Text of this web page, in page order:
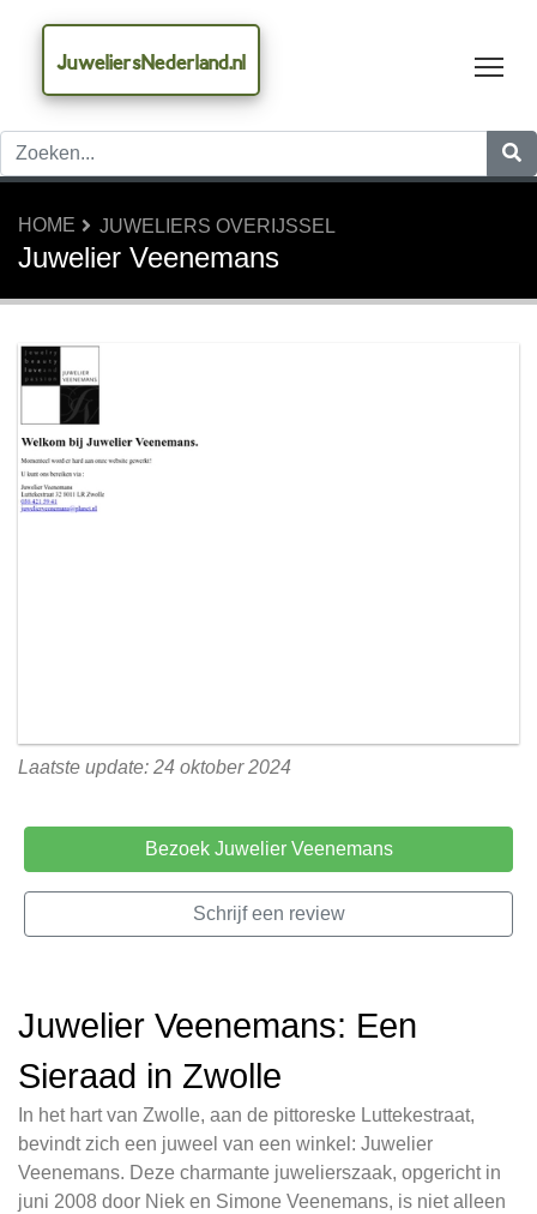
JuweliersNederland.nl
HOME JUWELIERS OVERIJSSEL
Juwelier Veenemans
Laatste update: 24 oktober 2024
Bezoek Juwelier Veenemans
Schrijf een review
Juwelier Veenemans: Een
Sieraad in Zwolle
In het hart van Zwolle, aan de pittoreske Luttekestraat,
bevindt zich een juweel van een winkel: Juwelier
Veenemans. Deze charmante juwelierszaak, opgericht in
juni 2008 door Niek en Simone Veenemans, is niet alleen